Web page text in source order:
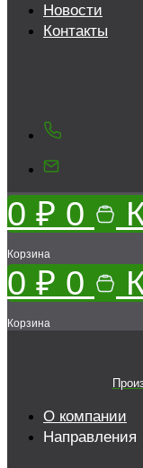
Новости
Контакты
0 ₽ 0
Корзина
0 ₽ 0
Корзина
О компании
Направления